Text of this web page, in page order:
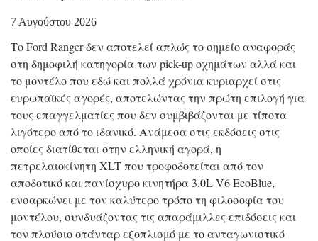
7 Αυγούστου 2026
Το Ford Ranger δεν αποτελεί απλώς το σημείο αναφοράς
στη δημοφιλή κατηγορία των pick-up οχημάτων αλλά και
το μοντέλο που εδώ και πολλά χρόνια κυριαρχεί στις
ευρωπαϊκές αγορές, αποτελώντας την πρώτη επιλογή για
τους επαγγελματίες που δεν συμβιβάζονται με τίποτα
λιγότερο από το ιδανικό. Ανάμεσα στις εκδόσεις στις
οποίες διατίθεται στην ελληνική αγορά, η
πετρελαιοκίνητη XLT που τροφοδοτείται από τον
αποδοτικό και πανίσχυρο κινητήρα 3.0L V6 EcoBlue,
ενσαρκώνει με τον καλύτερο τρόπο τη φιλοσοφία του
μοντέλου, συνδυάζοντας τις απαράμιλλες επιδόσεις και
τον πλούσιο στάνταρ εξοπλισμό με το ανταγωνιστικό